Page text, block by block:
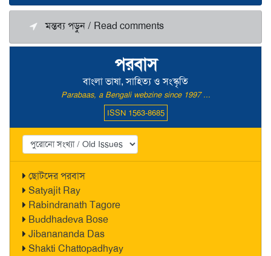
পরবাস
বাংলা ভাষা, সাহিত্য ও সংস্কৃতি
Parabaas, a Bengali webzine since 1997 ...
ISSN 1563-8685
ছোটদের পরবাস
Satyajit Ray
Rabindranath Tagore
Buddhadeva Bose
Jibanananda Das
Shakti Chattopadhyay
মন্তব্য পড়ুন / Read comments